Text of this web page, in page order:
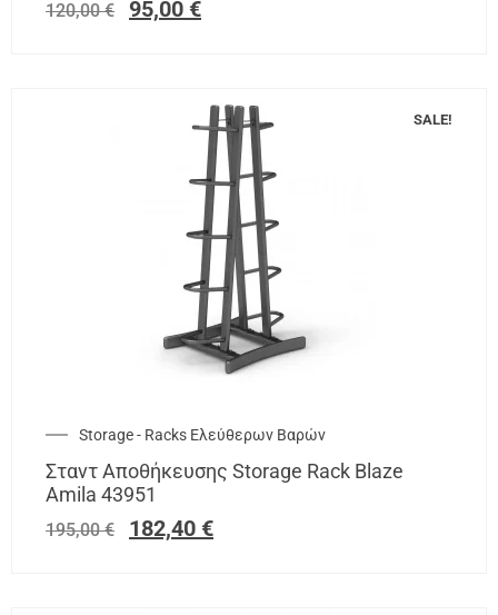
120,00€ 95,00 €
SALE!
Storage - Racks Ελεύθερων Βαρών
Σταντ Αποθήκευσης Storage Rack Blaze
Amila 43951
195,00€ 182,40 €